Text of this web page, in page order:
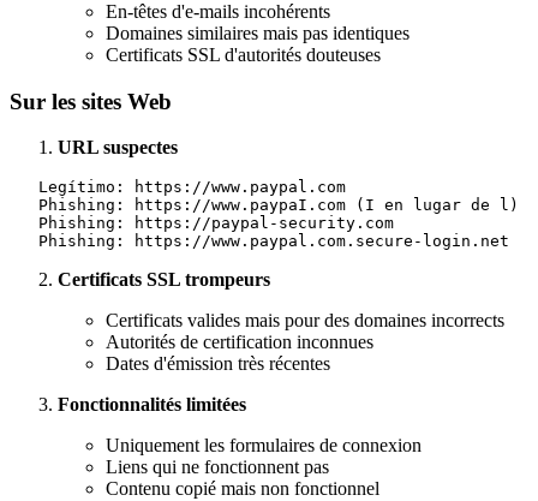
En-têtes d'e-mails incohérents
Domaines similaires mais pas identiques
Certificats SSL d'autorités douteuses
Sur les sites Web
URL suspectes
   Legítimo: https://www.paypal.com
   Phishing: https://www.paypaI.com (I en lugar de l)
   Phishing: https://paypal-security.com
Certificats SSL trompeurs
Certificats valides mais pour des domaines incorrects
Autorités de certification inconnues
Dates d'émission très récentes
Fonctionnalités limitées
Uniquement les formulaires de connexion
Liens qui ne fonctionnent pas
Contenu copié mais non fonctionnel